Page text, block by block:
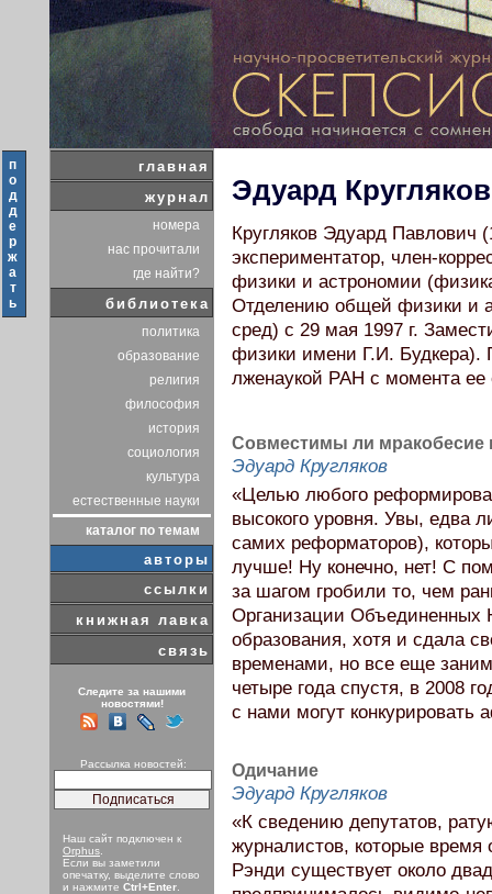
п
о
д
д
е
р
ж
а
т
ь
главная
журнал
номера
нас прочитали
где найти?
библиотека
политика
образование
религия
философия
история
социология
культура
естественные науки
каталог по темам
авторы
ссылки
книжная лавка
связь
Следите за нашими
новостями!
Рассылка новостей:
Наш сайт подключен к
Orphus
Если вы заметили
опечатку, выделите слово
и нажмите Ctrl+Enter
Эдуард Кругляков
Кругляков Эдуард Павлович
экспериментатор, член-
физики и астрономии
Отделению общей физики и
сред) с 29 мая 1997 г.
физики имени Г.И. Будкера).
лженаукой РАН с момента ее
Совместимы ли мракобесие
Эдуард Кругляков
«Целью любого
высокого уровня. Увы, едва
самих реформаторов),
лучше! Ну конечно, нет! С
за шагом гробили то, чем
Организации Объединенных
образования, хотя и сдала
временами, но все еще
четыре года спустя, в 2008
с нами могут конкурировать
Одичание
Эдуард Кругляков
«К сведению депутатов,
журналистов, которые
Рэнди существует около